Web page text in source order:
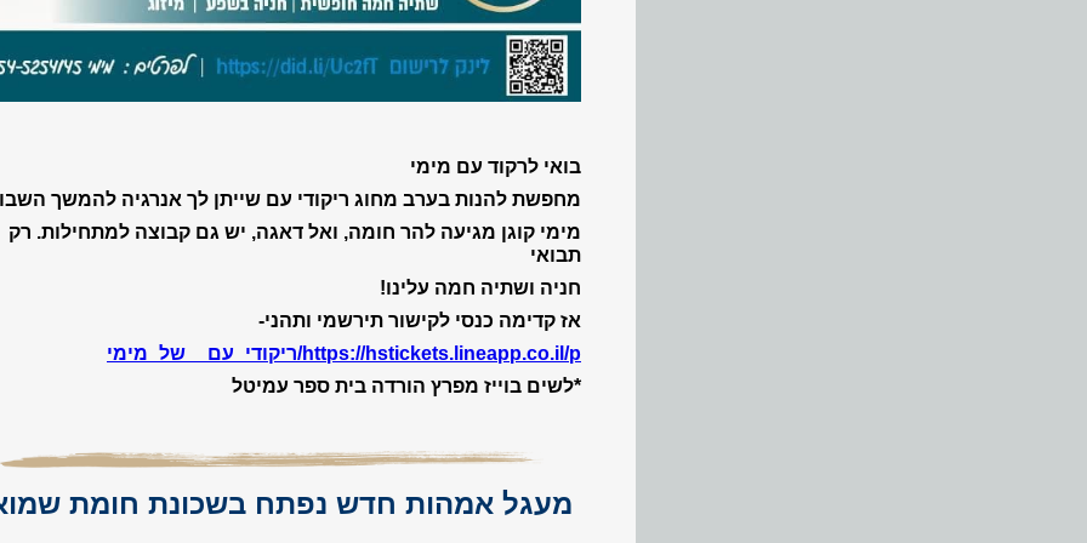
בואי לרקוד עם מימי
מחפשת להנות בערב מחוג ריקודי עם שייתן לך אנרגיה להמשך
מימי קוגן מגיעה להר חומה, ואל דאגה, יש גם קבוצה למתחילות. רק
תבואי
חניה ושתיה חמה עלינו!
אז קדימה כנסי לקישור תירשמי ותהני-
https://hstickets.lineapp.co.il/p/ריקודי_עם__של_מימי
*לשים בוייז מפרץ הורדה בית ספר עמיטל
מעגל אמהות חדש נפתח בשכונת חומת